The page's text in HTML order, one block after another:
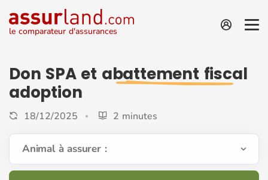
le comparateur d'assurances
Don SPA et abattement fiscal
adoption
18/12/2025 2 minutes
Animal à assurer :